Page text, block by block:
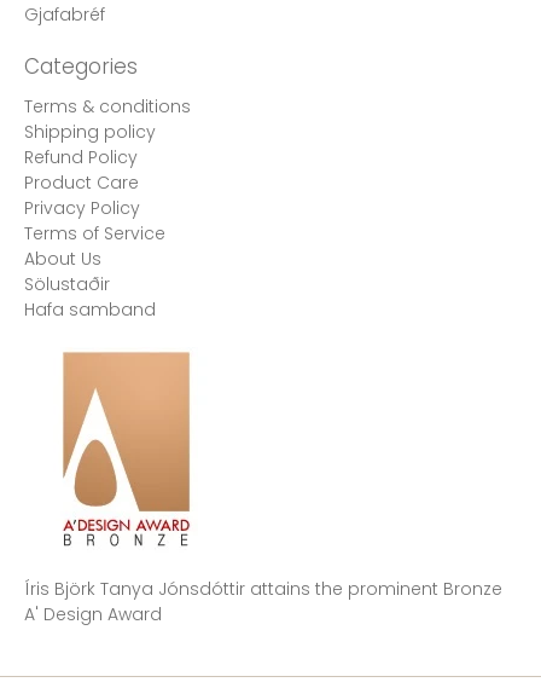
Gjafabréf
Categories
Terms & conditions
Shipping policy
Refund Policy
Product Care
Privacy Policy
Terms of Service
About Us
Sölustaðir
Hafa samband
Íris Björk Tanya Jónsdóttir attains the prominent Bronze
A' Design Award